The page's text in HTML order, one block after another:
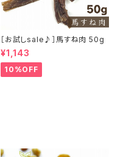
［お試しsale♪］馬すね肉 50g
¥1,143
10%OFF